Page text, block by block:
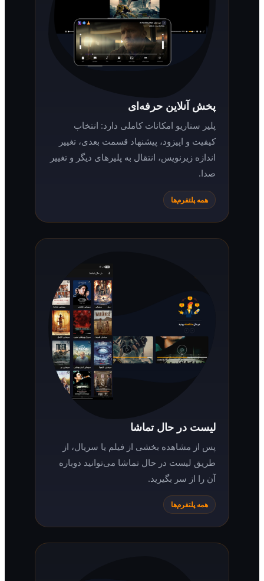
پخش آنلاین حرفه‌ای
پلیر سناریو امکانات کاملی دارد: انتخاب
کیفیت و اپیزود، پیشنهاد قسمت بعدی، تغییر
اندازه زیرنویس، انتقال به پلیرهای دیگر و تغییر
همه پلتفرم‌ها
لیست در حال تماشا
پس از مشاهده بخشی از فیلم یا سریال، از
طریق لیست در حال تماشا می‌توانید دوباره
آن را از سر بگیرید.
همه پلتفرم‌ها